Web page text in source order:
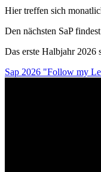
Hier treffen sich
Den nächsten SaP
Das erste Halbjahr 2026
Sap 2026 "Follow my